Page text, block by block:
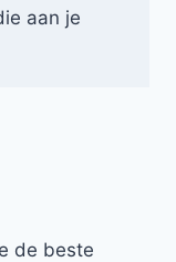
aan je
de beste